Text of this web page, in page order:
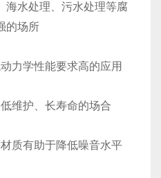
水处理、污水处理等腐
的场所
学性能要求高的应用
护、长寿命的场合
有助于降低噪音水平